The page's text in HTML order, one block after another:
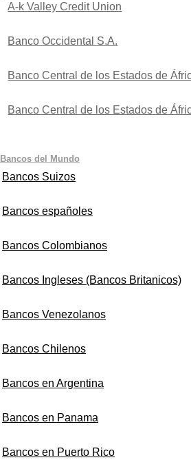
A-k Valley Credit Union
Banco Occidental S.A.
Banco Central de los Estados de
Banco Central de los Estados de
Bancos del Mundo
Bancos Suizos
Bancos españoles
Bancos Colombianos
Bancos Ingleses (Bancos Britanicos)
Bancos Venezolanos
Bancos Chilenos
Bancos en Argentina
Bancos en Panama
Bancos en Puerto Rico